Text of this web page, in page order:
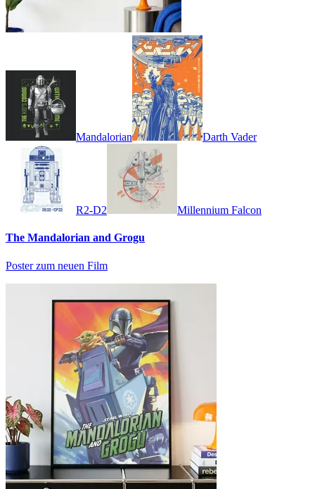
Mandalorian Darth Vader
R2-D2 Millennium Falcon
The Mandalorian and Grogu
Poster zum neuen Film